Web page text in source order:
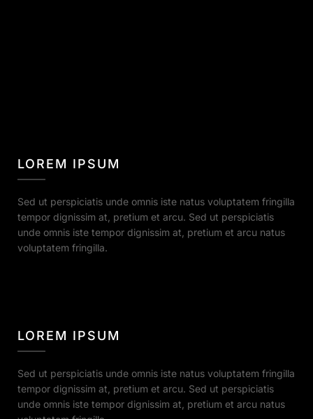
LOREM IPSUM
Sed ut perspiciatis unde omnis iste natus voluptatem fringilla
tempor dignissim at, pretium et arcu. Sed ut perspiciatis
unde omnis iste tempor dignissim at, pretium et arcu natus
voluptatem fringilla.
LOREM IPSUM
Sed ut perspiciatis unde omnis iste natus voluptatem fringilla
tempor dignissim at, pretium et arcu. Sed ut perspiciatis
unde omnis iste tempor dignissim at, pretium et arcu natus